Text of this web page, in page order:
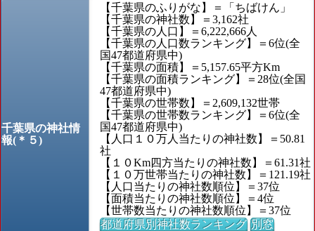
千葉県の神社情
報(＊５)
【千葉県のふりがな】＝「ちばけん」
【千葉県の神社数】＝3,162社
【千葉県の人口】＝6,222,666人
【千葉県の人口数ランキング】＝6位(全
国47都道府県中)
【千葉県の面積】＝5,157.65平方Km
【千葉県の面積ランキング】＝28位(全国
47都道府県中)
【千葉県の世帯数】＝2,609,132世帯
【千葉県の世帯数ランキング】＝6位(全
国47都道府県中)
【人口１０万人当たりの神社数】＝50.81
社
【１０Km四方当たりの神社数】＝61.31社
【１０万世帯当たりの神社数】＝121.19社
【人口当たりの神社数順位】＝37位
【面積当たりの神社数順位】＝4位
【世帯数当たりの神社数順位】＝37位
都道府県別神社数ランキング 別窓